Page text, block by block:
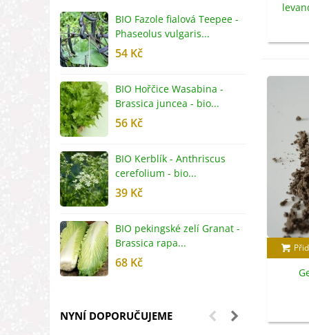
BIO Fazole fialová Teepee -
Phaseolus vulgaris...
54 Kč
BIO Hořčice Wasabina -
Brassica juncea - bio...
56 Kč
BIO Kerblík - Anthriscus
cerefolium - bio...
39 Kč
BIO pekingské zelí Granat -
Brassica rapa...
68 Kč
NYNÍ DOPORUČUJEME